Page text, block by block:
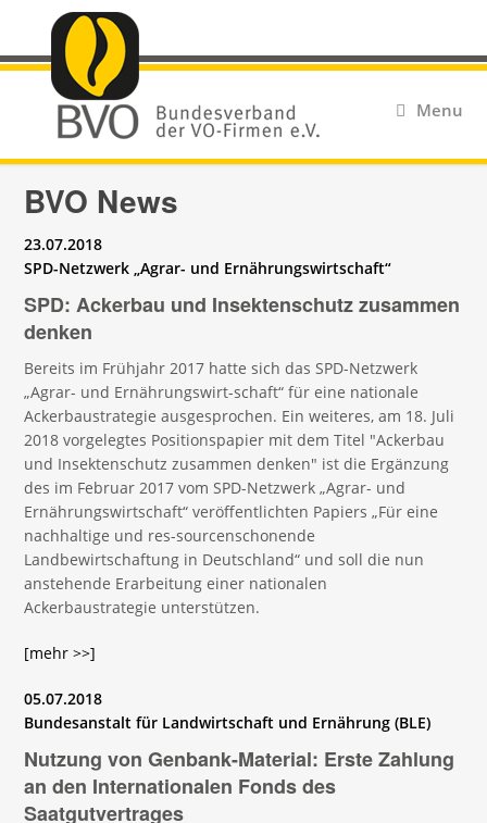
Menu
BVO News
23.07.2018
SPD-Netzwerk „Agrar- und Ernährungswirtschaft“
SPD: Ackerbau und Insektenschutz zusammen
denken
Bereits im Frühjahr 2017 hatte sich das SPD-Netzwerk
„Agrar- und Ernährungswirt-schaft“ für eine nationale
Ackerbaustrategie ausgesprochen. Ein weiteres, am 18. Juli
2018 vorgelegtes Positionspapier mit dem Titel "Ackerbau
und Insektenschutz zusammen denken" ist die Ergänzung
des im Februar 2017 vom SPD-Netzwerk „Agrar- und
Ernährungswirtschaft“ veröffentlichten Papiers „Für eine
nachhaltige und res-sourcenschonende
Landbewirtschaftung in Deutschland“ und soll die nun
anstehende Erarbeitung einer nationalen
Ackerbaustrategie unterstützen.
[mehr >>]
05.07.2018
Bundesanstalt für Landwirtschaft und Ernährung (BLE)
Nutzung von Genbank-Material: Erste Zahlung
an den Internationalen Fonds des
Saatgutvertrages